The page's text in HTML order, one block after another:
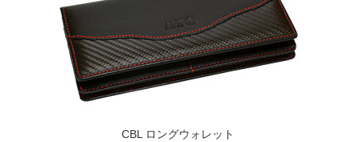
CBL ロングウォレット